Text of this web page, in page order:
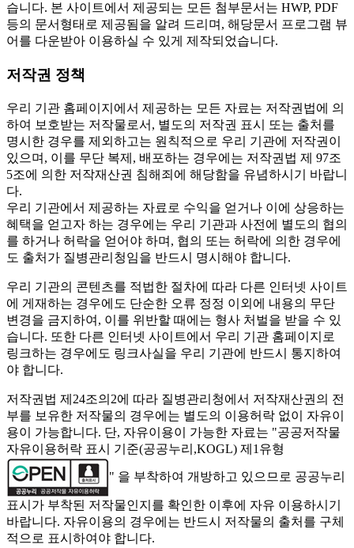
습니다. 본 사이트에서 제공되는 모든 첨부문서는 HWP, PDF
등의 문서형태로 제공됨을 알려 드리며, 해당문서 프로그램 뷰
어를 다운받아 이용하실 수 있게 제작되었습니다.
저작권 정책
우리 기관 홈페이지에서 제공하는 모든 자료는 저작권법에 의
하여 보호받는 저작물로서, 별도의 저작권 표시 또는 출처를
명시한 경우를 제외하고는 원칙적으로 우리 기관에 저작권이
있으며, 이를 무단 복제, 배포하는 경우에는 저작권법 제 97조
5조에 의한 저작재산권 침해죄에 해당함을 유념하시기 바랍니
다.
우리 기관에서 제공하는 자료로 수익을 얻거나 이에 상응하는
혜택을 얻고자 하는 경우에는 우리 기관과 사전에 별도의 협의
를 하거나 허락을 얻어야 하며, 협의 또는 허락에 의한 경우에
도 출처가 질병관리청임을 반드시 명시해야 합니다.
우리 기관의 콘텐츠를 적법한 절차에 따라 다른 인터넷 사이트
에 게재하는 경우에도 단순한 오류 정정 이외에 내용의 무단
변경을 금지하여, 이를 위반할 때에는 형사 처벌을 받을 수 있
습니다. 또한 다른 인터넷 사이트에서 우리 기관 홈페이지로
링크하는 경우에도 링크사실을 우리 기관에 반드시 통지하여
야 합니다.
저작권법 제24조의2에 따라 질병관리청에서 저작재산권의 전
부를 보유한 저작물의 경우에는 별도의 이용허락 없이 자유이
용이 가능합니다. 단, 자유이용이 가능한 자료는 "공공저작물
자유이용허락 표시 기준(공공누리,KOGL) 제1유형
" 을 부착하여 개방하고 있으므로 공공누리
표시가 부착된 저작물인지를 확인한 이후에 자유 이용하시기
바랍니다. 자유이용의 경우에는 반드시 저작물의 출처를 구체
적으로 표시하여야 합니다.